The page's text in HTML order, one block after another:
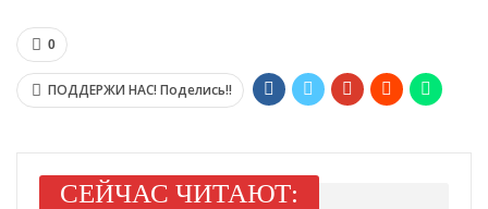
0
ПОДДЕРЖИ НАС! Поделись!!
СЕЙЧАС ЧИТАЮТ: